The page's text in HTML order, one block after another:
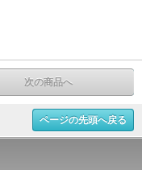
次の商品へ
ページの先頭へ戻る